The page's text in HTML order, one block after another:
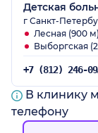
Детская
г Санкт-
Лесная (900 м)
Выборгская
В клинику
телефону